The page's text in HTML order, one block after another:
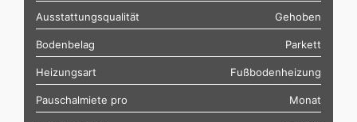
Ausstattungsqualität Gehoben
Bodenbelag Parkett
Heizungsart Fußbodenheizung
Pauschalmiete pro Monat